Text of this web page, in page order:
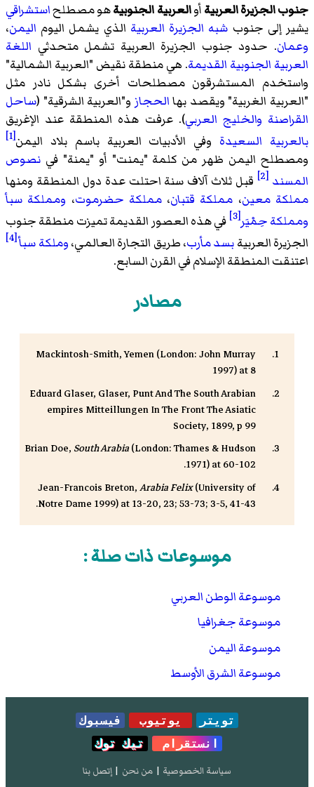
جنوب الجزيرة العربيةأوالعربية الجنوبيةهو مصطلحاستشراقي
يشير إلى جنوب شبه الجزيرة العربية الذي يشمل اليوم اليمن،
وعمان. حدود جنوب الجزيرة العربية تشمل متحدثي اللغة
العربية الجنوبية القديمة. هي منطقة نقيض "العربية الشمالية"
واستخدم المستشرقون مصطلحات أخرى بشكل نادر مثل
"العربية الغربية" ويقصد بهاالحجاز و"العربية الشرقية" (ساحل
القراصنة والخليج العربي). عرفت هذه المنطقة عند الإغريق
بالعربية السعيدة وفي الأدبيات العربية باسمبلاد اليمن[1]
ومصطلح اليمن ظهر من كلمة "يمنت" أو "يمنة" في نصوص
المسند [2]
قبل ثلاث آلاف سنة احتلت عدة دول المنطقة ومنها
مملكة معين، مملكة قتبان،مملكة حضرموت، ومملكة سبأ
ومملكة حِمْيَر[3]
في هذه العصور القديمة تميزت منطقة جنوب
الجزيرة العربيةبسد مأرب، طريق التجارة العالمي،وملكة سبأ[4]
اعتنقت المنطقة الإسلام في القرن السابع.
مصادر
Mackintosh-Smith, Yemen (London: John Murray
1997) at 8
Eduard Glaser, Glaser, Punt And The South Arabian
empires Mitteillungen In The Front The Asiatic
Society, 1899, p 99
Brian Doe, South Arabia(London: Thames & Hudson
1971) at 60-102.
Jean-Francois Breton,Arabia Felix(University of
Notre Dame 1999) at 13-20, 23; 53-73; 3-5, 41-43.
موسوعات ذات صلة :
موسوعة الوطن العربي
موسوعة جغرافيا
موسوعة اليمن
موسوعة الشرق الأوسط
تويتر يوتيوب
فيسبوك
انستقرام
تيك توك
سياسة الخصوصية | من نحن | إتصل بنا